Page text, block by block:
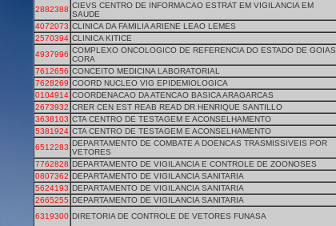
2882388 CIEVS CENTRO DE INFORMACAO ESTRAT EM VIGILANCIA EM
SAUDE
4072073 CLINICA DA FAMILIA ARIENE LEAO LEMES
2570394 CLINICA KITICE
4937996 COMPLEXO ONCOLOGICO DE REFERENCIA DO ESTADO DE GOIAS
CORA
7612656 CONCEITO MEDICINA LABORATORIAL
7628269 COORD NUCLEO VIG EPIDEMIOLOGICA
0104914 COORDENACAO DA ATENCAO BASICA ARAGARCAS
2673932 CRER CEN EST REAB READ DR HENRIQUE SANTILLO
3638103 CTA CENTRO DE TESTAGEM E ACONSELHAMENTO
5381924 CTA CENTRO DE TESTAGEM E ACONSELHAMENTO
6512283 DEPARTAMENTO DE COMBATE A DOENCAS TRASMISSIVEIS POR
VETORES
7762828 DEPARTAMENTO DE VIGILANCIA E CONTROLE DE ZOONOSES
0807362 DEPARTAMENTO DE VIGILANCIA SANITARIA
5624193 DEPARTAMENTO DE VIGILANCIA SANITARIA
2665255 DEPARTAMENTO DE VIGILANCIA SANITARIA
6319300 DIRETORIA DE CONTROLE DE VETORES FUNASA